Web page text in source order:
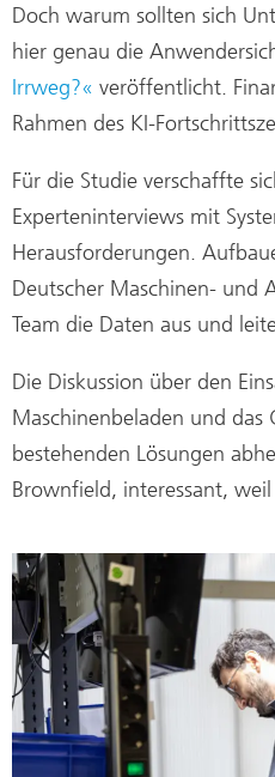
Doch warum sollten sich
hier genau die
Irrweg?« veröffentlicht.
Rahmen des KI-
Für die Studie verschaffte
Experteninterviews mit
Herausforderungen.
Deutscher Maschinen- und
Team die Daten aus und
Die Diskussion über den
Maschinenbeladen und
bestehenden Lösungen
Brownfield, interessant,